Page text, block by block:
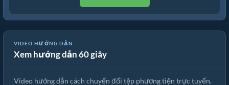
VIDEO HƯỚNG DẪN
Xem hướng dẫn 60 giây
🎵 Cách Chuyển Đổi Phương Tiện Trực Tuyến Miễn Phí
Video hướng dẫn cách chuyển đổi tệp phương tiện trực tuyến.